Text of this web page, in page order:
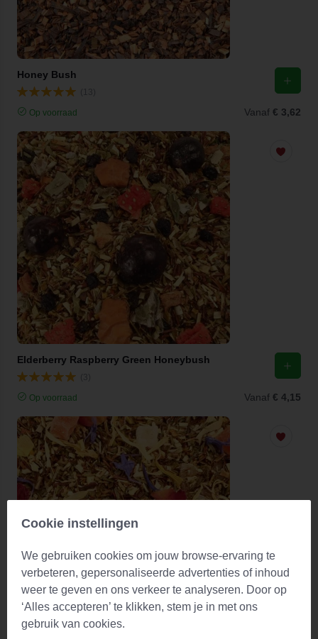
Honey Bush
Op voorraad Vanaf € 3,62
Elderberry Raspberry Green Honeybush
Op voorraad Vanaf € 4,15
Cookie instellingen
We gebruiken cookies om jouw browse-ervaring te
verbeteren, gepersonaliseerde advertenties of inhoud
weer te geven en ons verkeer te analyseren. Door op
‘Alles accepteren’ te klikken, stem je in met ons
gebruik van cookies.